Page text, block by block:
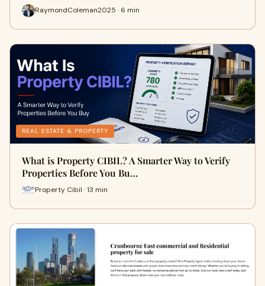
RaymondColeman2025 · 6 min
REAL ESTATE & PROPERTY
What is Property CIBIL? A Smarter Way to Verify
Properties Before You Bu…
Property Cibil · 13 min